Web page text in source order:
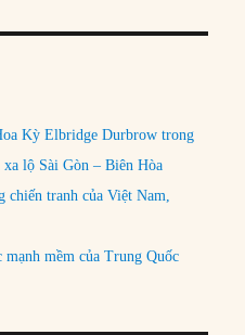
Kỳ Elbridge Durbrow trong
lộ Sài Gòn – Biên Hòa
tranh của Việt Nam,
mạnh mềm của Trung Quốc